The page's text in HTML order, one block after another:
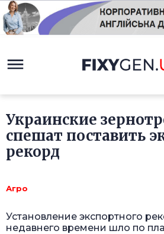
Украинские
спешат поставить
рекорд
Агро
Установление экспортного
недавнего времени шло по